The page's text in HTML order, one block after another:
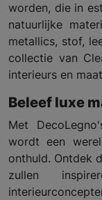
worden, die in
natuurlijke
metallics, stof,
collectie van
interieurs en
Beleef luxe
Met
wordt een
onthuld. Ontdek
zullen